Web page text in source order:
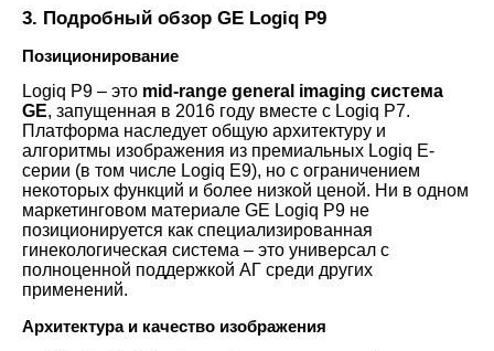
3. Подробный обзор GE Logiq P9
Позиционирование
Logiq P9 – это mid-range general imaging система
GE, запущенная в 2016 году вместе с Logiq P7.
Платформа наследует общую архитектуру и
алгоритмы изображения из премиальных Logiq E-
серии (в том числе Logiq E9), но с ограничением
некоторых функций и более низкой ценой. Ни в одном
маркетинговом материале GE Logiq P9 не
позиционируется как специализированная
гинекологическая система – это универсал с
полноценной поддержкой АГ среди других
применений.
Архитектура и качество изображения